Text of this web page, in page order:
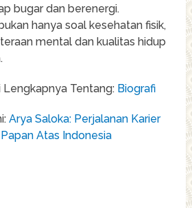
bugar dan berenergi.
hanya soal kesehatan fisik,
mental dan kualitas hidup
Tentang: Biografi
Arya Saloka: Perjalanan Karier
Atas Indonesia